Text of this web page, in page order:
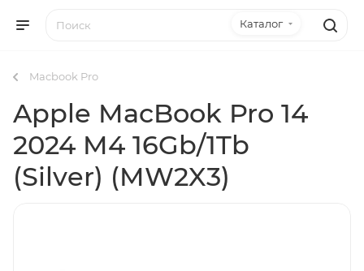
Каталог
Macbook Pro
Apple MacBook Pro 14
2024 M4 16Gb/1Tb
(Silver) (MW2X3)